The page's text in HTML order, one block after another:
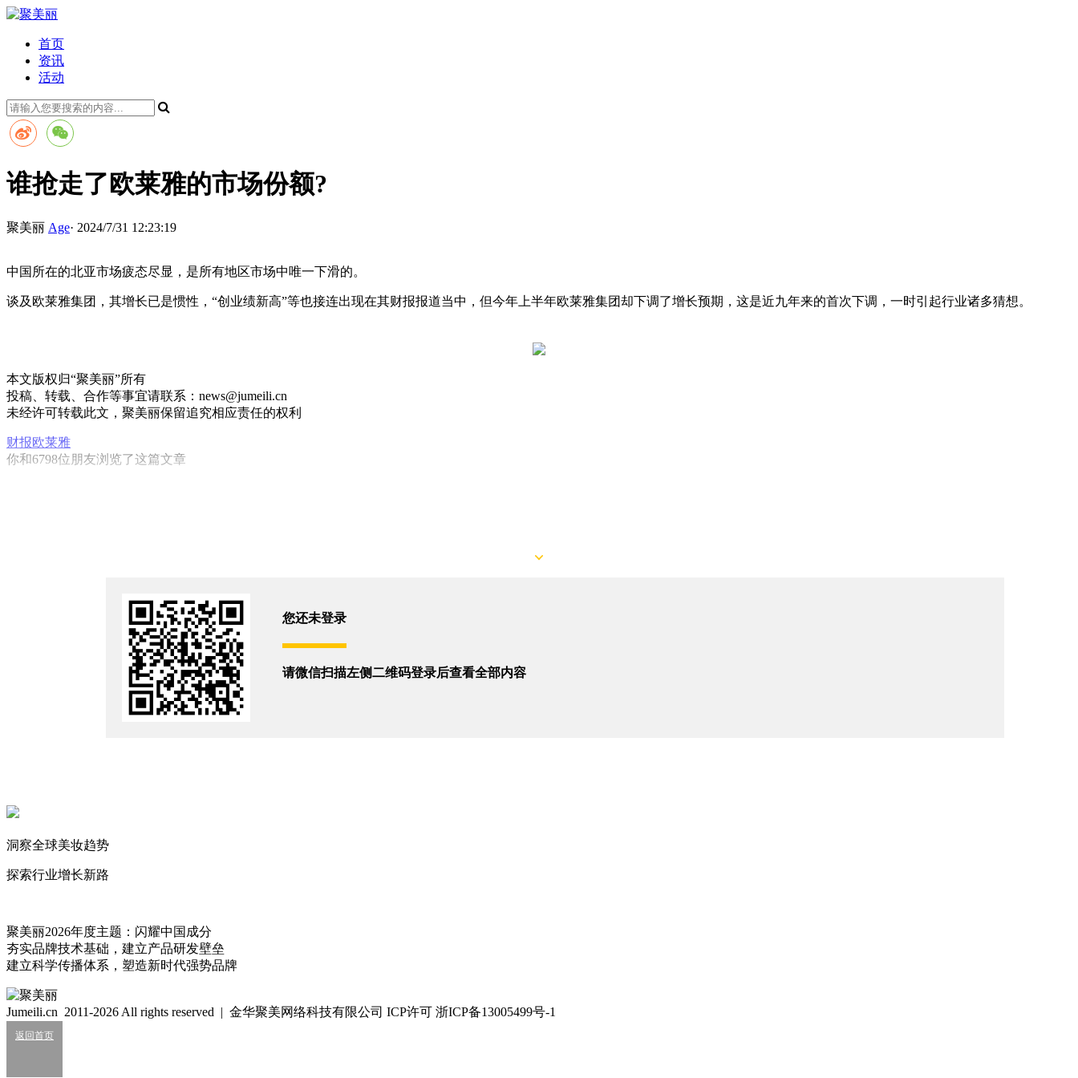
首页
资讯
活动
谁抢走了欧莱雅的市场份额?
聚美丽 Age· 2024/7/31 12:23:19
中国所在的北亚市场疲态尽显，是所有地区市场中唯一下滑的。
谈及欧莱雅集团，其增长已是惯性，“创业绩新高”等也接连出现在其财报报道当中，但今年上半年欧莱雅集团却下调了增长预期，这是近九年来的首次下调， 一时引起行业诸多猜想。
本文版权归“聚美丽”所有
投稿、转载、合作等事宜请联系：news@jumeili.cn
未经许可转载此文，聚美丽保留追究相应责任的权利
财报欧莱雅
你和6798位朋友浏览了这篇文章
知名日企营业利润跌超41%
“美妆英伟达”大涨36%！
2026/8/6
250
细胞级抗衰：功效护肤的下一轮大风口？
2026/07/24
业绩大涨，皮肤科巨头杀入全球美妆十强？
2026/07/24
知名美妆进口商负债累累陷经营异常
2026/07/24
您还未登录
请微信扫描左侧二维码登录后查看全部内容
洞察全球美妆趋势
探索行业增长新路
聚美丽2026年度主题：闪耀中国成分
夯实品牌技术基础，建立产品研发壁垒
建立科学传播体系，塑造新时代强势品牌
Jumeili.cn 2011-2026 All rights reserved | 金华聚美网络科技有限公司 ICP许可 浙ICP备13005499号-1
返回首页